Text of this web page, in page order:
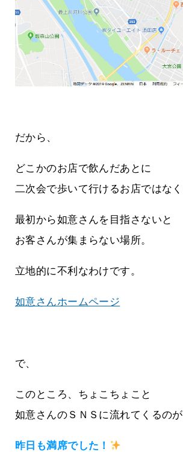
だから、
どこかのお店で飲んだあとに
二次会で歩いて行けるお店ではなく
最初から如意さんを目指さないと
お客さんが集まらない場所。
立地的に不利なわけです。
如意さんホームページ
で、
このところ、ちょこちょこと
如意さんのＳＮＳに流れてくるのが
昨日も満席でした！